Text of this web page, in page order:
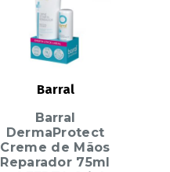
Barral
Barral
DermaProtect
Creme de Mãos
Reparador 75ml